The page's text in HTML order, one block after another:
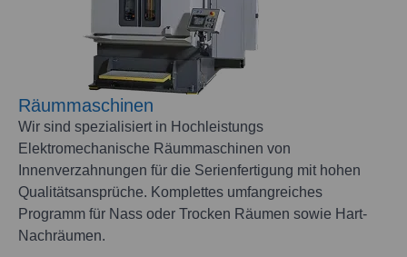
Räummaschinen
Wir sind spezialisiert in Hochleistungs
Elektromechanische Räummaschinen von
Innenverzahnungen für die Serienfertigung mit hohen
Qualitätsansprüche. Komplettes umfangreiches
Programm für Nass oder Trocken Räumen sowie Hart-
Nachräumen.